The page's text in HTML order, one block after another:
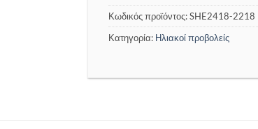
Κωδικός προϊόντος:SHE2418-2218
Κατηγορία: Ηλιακοί προβολείς